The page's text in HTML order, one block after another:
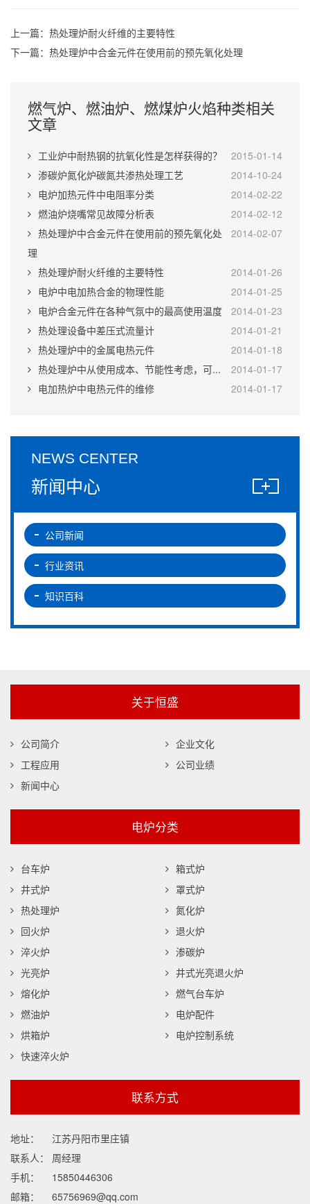
上一篇： 热处理炉耐火纤维的主要特性
下一篇： 热处理炉中合金元件在使用前的预先氧化处理
燃气炉、燃油炉、燃煤炉火焰种类相关
文章
2015-01-14
工业炉中耐热钢的抗氧化性是怎样获得的？
2014-10-24
渗碳炉氮化炉碳氮共渗热处理工艺
2014-02-22
电炉加热元件中电阻率分类
2014-02-12
燃油炉烧嘴常见故障分析表
2014-02-07
热处理炉中合金元件在使用前的预先氧化处
理
2014-01-26
热处理炉耐火纤维的主要特性
2014-01-25
电炉中电加热合金的物理性能
2014-01-23
电炉合金元件在各种气氛中的最高使用温度
2014-01-21
热处理设备中差压式流量计
2014-01-18
热处理炉中的金属电热元件
2014-01-17
热处理炉中从使用成本、节能性考虑，可...
2014-01-17
电加热炉中电热元件的维修
NEWS CENTER
新闻中心
公司新闻
行业资讯
知识百科
关于恒盛
公司简介
企业文化
工程应用
公司业绩
新闻中心
电炉分类
台车炉
箱式炉
井式炉
罩式炉
热处理炉
氮化炉
回火炉
退火炉
淬火炉
渗碳炉
光亮炉
井式光亮退火炉
熔化炉
燃气台车炉
燃油炉
电炉配件
烘箱炉
电炉控制系统
快速淬火炉
联系方式
地址：
江苏丹阳市里庄镇
联系人：
周经理
手机：
15850446306
邮箱：
65756969@qq.com